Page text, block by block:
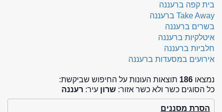
בית קפה ברעננה
Take Away ברעננה
בשרים ברעננה
איטלקיות ברעננה
חלביות ברעננה
אירועים במסעדות ברעננה
נמצאו 186 תוצאות העונות על החיפוש שביקשת:
כל הסוגים כשר ולא כשר אזור: שרון עיר: רעננה
הסרת מסננים